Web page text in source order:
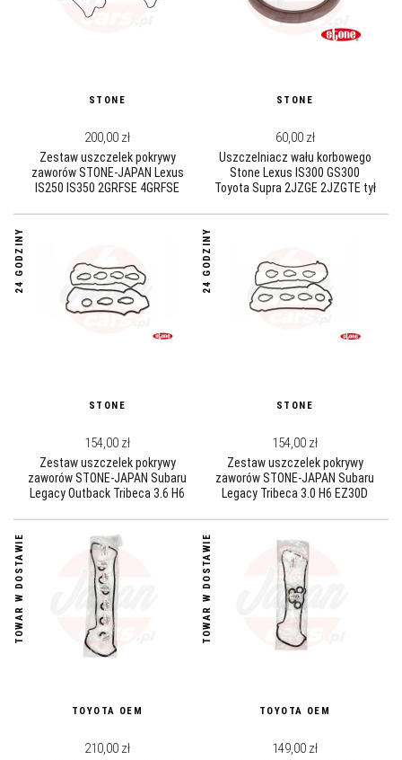
STONE
200,00 zł
Zestaw uszczelek pokrywy
zaworów STONE-JAPAN Lexus
IS250 IS350 2GRFSE 4GRFSE
STONE
60,00 zł
Uszczelniacz wału korbowego
Stone Lexus IS300 GS300
Toyota Supra 2JZGE 2JZGTE tył
24 GODZINY
STONE
154,00 zł
Zestaw uszczelek pokrywy
zaworów STONE-JAPAN Subaru
Legacy Outback Tribeca 3.6 H6
24 GODZINY
STONE
154,00 zł
Zestaw uszczelek pokrywy
zaworów STONE-JAPAN Subaru
Legacy Tribeca 3.0 H6 EZ30D
TOWAR W DOSTAWIE
TOYOTA OEM
210,00 zł
TOWAR W DOSTAWIE
TOYOTA OEM
149,00 zł